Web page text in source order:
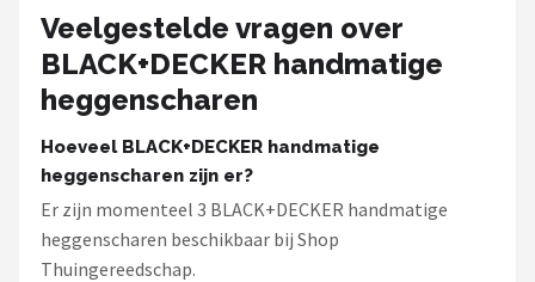
Veelgestelde vragen over
BLACK+DECKER handmatige
heggenscharen
Hoeveel BLACK+DECKER handmatige
heggenscharen zijn er?
Er zijn momenteel 3 BLACK+DECKER handmatige
heggenscharen beschikbaar bij Shop
Thuingereedschap.